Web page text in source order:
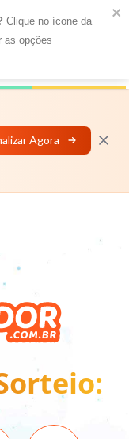
MENU
Agora
Clique no ícone da
as opções